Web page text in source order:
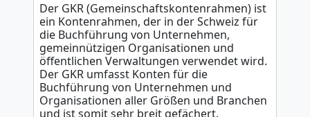
Der GKR (Gemeinschaftskontenrahmen) ist
ein Kontenrahmen, der in der Schweiz für
die Buchführung von Unternehmen,
gemeinnützigen Organisationen und
öffentlichen Verwaltungen verwendet wird.
Der GKR umfasst Konten für die
Buchführung von Unternehmen und
Organisationen aller Größen und Branchen
und ist somit sehr breit gefächert.